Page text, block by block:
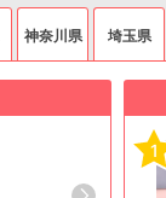
神奈川県 埼玉県
1